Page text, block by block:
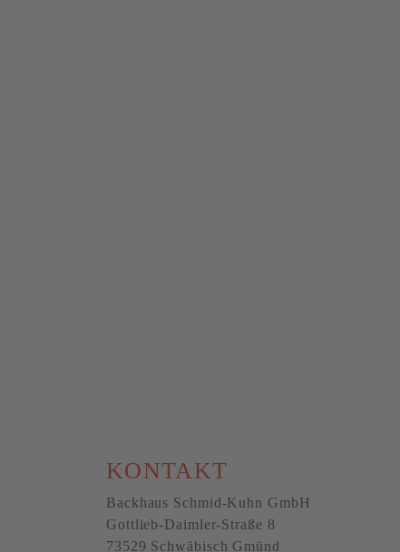
KONTAKT
Backhaus Schmid-Kuhn GmbH
Gottlieb-Daimler-Straße 8
73529 Schwäbisch Gmünd